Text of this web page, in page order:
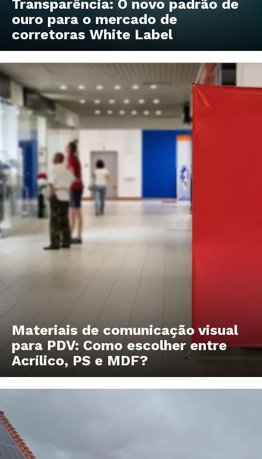
Transparência: O novo padrão de
ouro para o mercado de
corretoras White Label
Materiais de comunicação visual
para PDV: Como escolher entre
Acrílico, PS e MDF?